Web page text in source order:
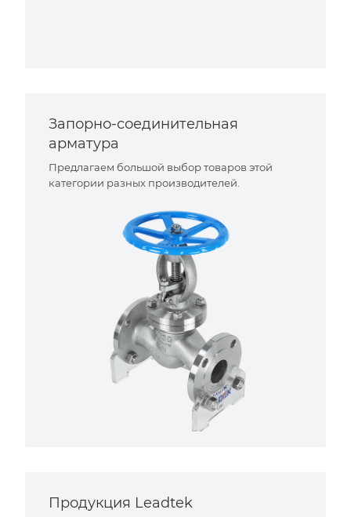
Запорно-соединительная
арматура
Предлагаем большой выбор товаров этой
категории разных производителей.
Продукция Leadtek